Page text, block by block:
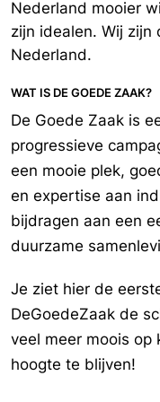
biedt juist kansen om
komen. Vraag daarom
Kamercommissie
op de agenda te houden.
om ervoor te zorgen dat
Nederland mooier
zijn idealen. Wij
Nederland.
WAT IS DE GOEDE ZAAK?
De Goede Zaak is
progressieve
een mooie plek,
en expertise aan
bijdragen aan een
duurzame
Je ziet hier de
DeGoedeZaak de
veel meer moois op
hoogte te blijven!